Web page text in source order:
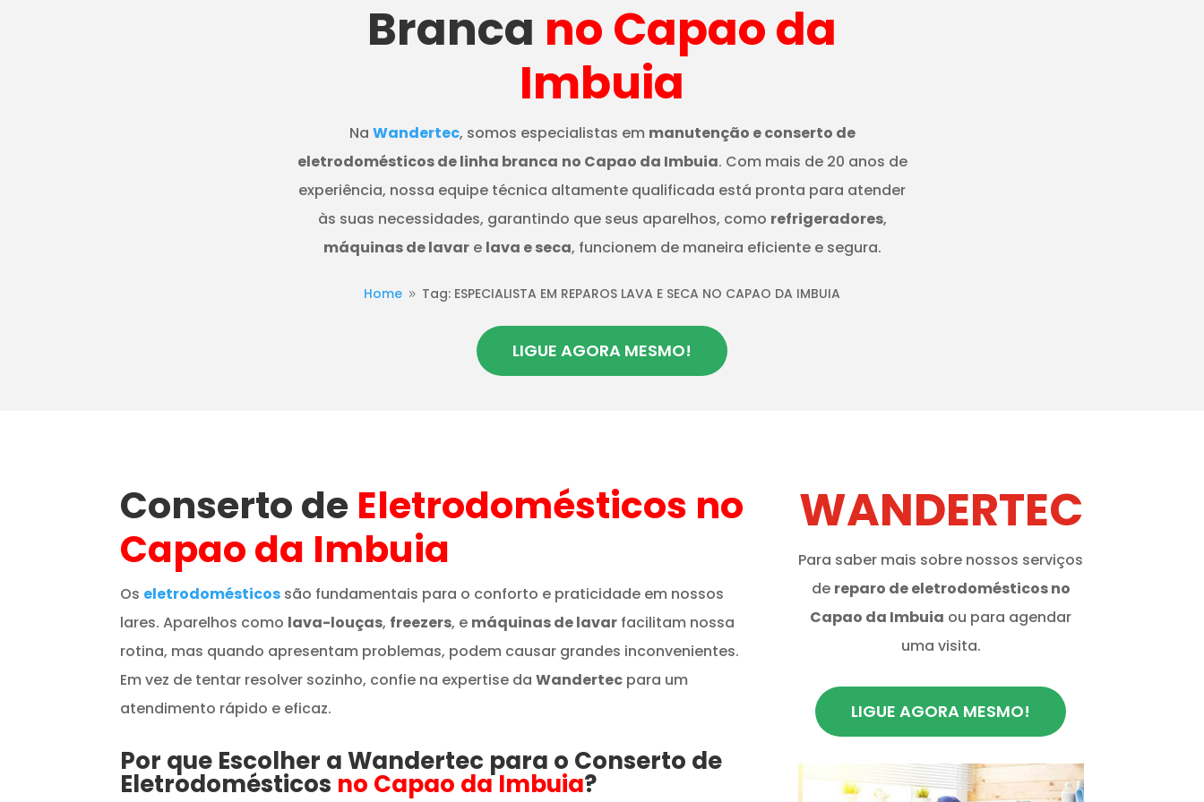
Branca no Capao da
Imbuia
Na Wandertec, somos especialistas em manutenção e conserto de
eletrodomésticos de linha branca no Capao da Imbuia. Com mais de 20 anos de
experiência, nossa equipe técnica altamente qualificada está pronta para atender
às suas necessidades, garantindo que seus aparelhos, como refrigeradores,
máquinas de lavare lava e seca, funcionem de maneira eficiente e segura.
Home 9 Tag: ESPECIALISTA EM REPAROS LAVA E SECA NO CAPAO DA IMBUIA
LIGUE AGORA MESMO!
Conserto de Eletrodomésticos no
Capao da Imbuia
Os eletrodomésticos são fundamentais para o conforto e praticidade em nossos
lares. Aparelhos como lava-louças, freezers, e máquinas de lavar facilitam nossa
rotina, mas quando apresentam problemas, podem causar grandes inconvenientes.
Em vez de tentar resolver sozinho, confie na expertise daWandertec para um
atendimento rápido e eficaz.
Por que Escolher a Wandertec para o Conserto de
Eletrodomésticos no Capao da Imbuia?
WANDERTEC
Para saber mais sobre nossos serviços
de reparo de eletrodomésticos no
Capao da Imbuia ou para agendar
uma visita.
LIGUE AGORA MESMO!